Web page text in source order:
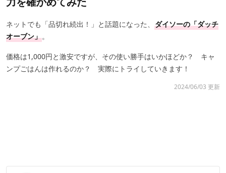
ネットでも「品切れ続出！」と話題になった、 ダイソーの「ダッチ
オーブン」。
価格は1,000円と激安ですが、その使い勝手はいかほどか？ キャ
ンプごはんは作れるのか？ 実際にトライしていきます！
2024/06/03 更新